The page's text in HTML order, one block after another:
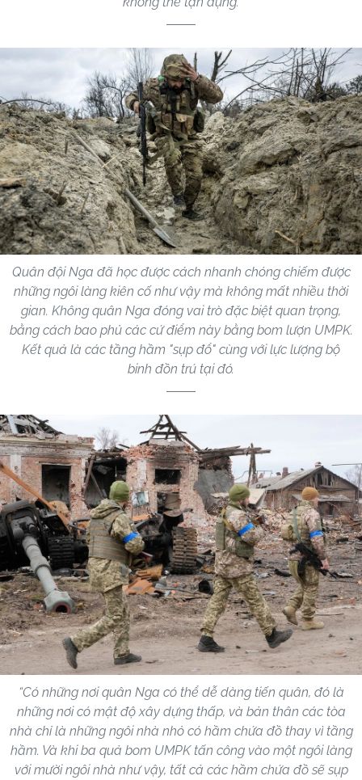
Quân đội Nga đã học được cách nhanh chóng chiếm được
những ngôi làng kiên cố như vậy mà không mất nhiều thời
gian. Không quân Nga đóng vai trò đặc biệt quan trọng,
bằng cách bao phủ các cứ điểm này bằng bom lượn UMPK.
Kết quả là các tầng hầm "sụp đổ" cùng với lực lượng bộ
binh đồn trú tại đó.
“Có những nơi quân Nga có thể dễ dàng tiến quân, đó là
những nơi có mật độ xây dựng thấp, và bản thân các tòa
nhà chỉ là những ngôi nhà nhỏ có hầm chứa đồ thay vì tầng
hầm. Và khi ba quả bom UMPK tấn công vào một ngôi làng
với mười ngôi nhà như vậy, tất cả các hầm chứa đồ sẽ sụp